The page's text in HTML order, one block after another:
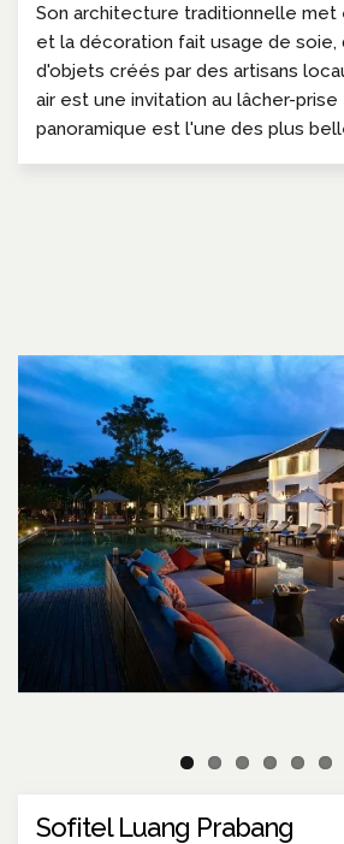
Son architecture traditionnelle met
et la décoration fait usage de
d'objets créés par des artisans
air est une invitation au lâcher-
panoramique est l'une des plus
Sofitel Luang Prabang